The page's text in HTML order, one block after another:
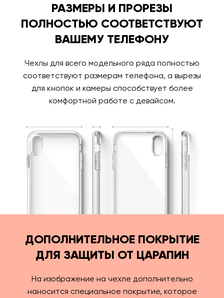
РАЗМЕРЫ И ПРОРЕЗЫ
ПОЛНОСТЬЮ СООТВЕТСТВУЮТ
ВАШЕМУ ТЕЛЕФОНУ
Чехлы для всего модельного ряда полностью
соответствуют размерам телефона, а вырезы
для кнопок и камеры способствует более
комфортной работе с девайсом.
ДОПОЛНИТЕЛЬНОЕ ПОКРЫТИЕ
ДЛЯ ЗАЩИТЫ ОТ ЦАРАПИН
На изображение на чехле дополнительно
наносится специальное покрытие, которое